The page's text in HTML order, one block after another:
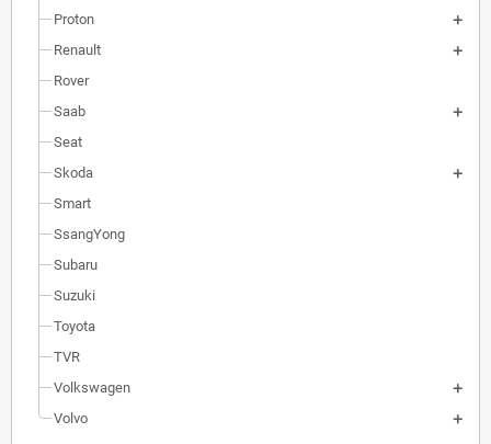
Proton
Renault
Rover
Saab
Seat
Skoda
Smart
SsangYong
Subaru
Suzuki
Toyota
TVR
Volkswagen
Volvo